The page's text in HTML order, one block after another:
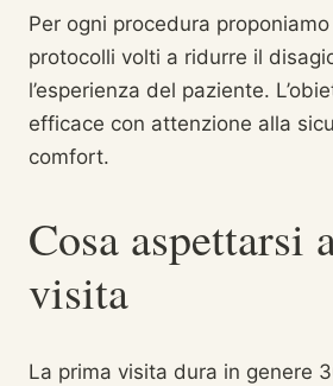
Per ogni procedura
protocolli volti a ridurre il
l’esperienza del paziente.
efficace con attenzione alla
comfort.
Cosa aspettarsi
visita
La prima visita dura in genere